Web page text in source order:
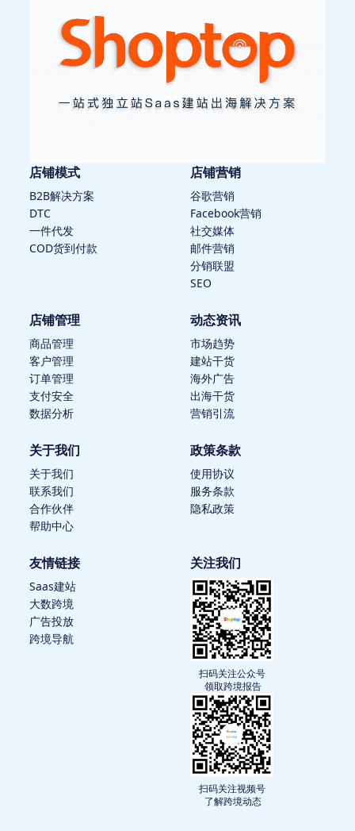
店铺模式
B2B解决方案
DTC
一件代发
COD货到付款
店铺营销
谷歌营销
Facebook营销
社交媒体
邮件营销
分销联盟
SEO
店铺管理
商品管理
客户管理
订单管理
支付安全
数据分析
动态资讯
市场趋势
建站干货
海外广告
出海干货
营销引流
关于我们
关于我们
联系我们
合作伙伴
帮助中心
政策条款
使用协议
服务条款
隐私政策
友情链接
Saas建站
大数跨境
广告投放
跨境导航
关注我们
扫码关注公众号
领取跨境报告
扫码关注视频号
了解跨境动态